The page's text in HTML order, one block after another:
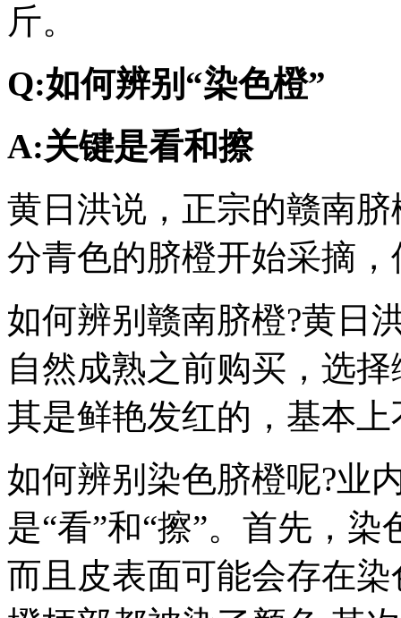
斤。
Q:如何辨别“染色橙”
A:关键是看和擦
黄日洪说，正宗的赣南
分青色的脐橙开始采摘
如何辨别赣南脐橙?黄日
自然成熟之前购买，选
其是鲜艳发红的，基本
如何辨别染色脐橙呢?业
是“看”和“擦”。首先，
而且皮表面可能会存在